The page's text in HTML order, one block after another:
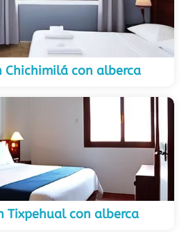
Chichimilá con alberca
Tixpehual con alberca